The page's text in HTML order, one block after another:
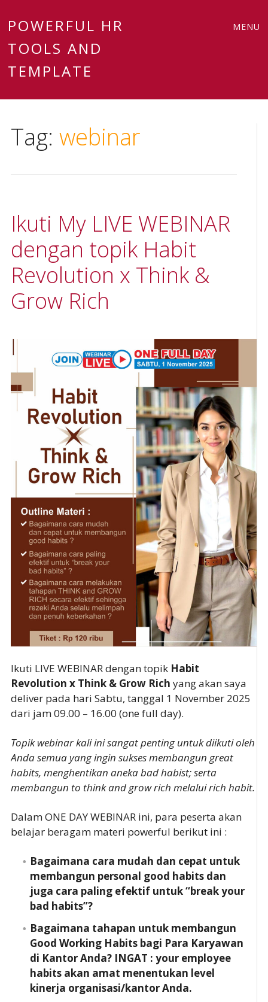
POWERFUL HR
TOOLS AND
TEMPLATE
MENU
Tag: webinar
Ikuti My LIVE WEBINAR
dengan topik Habit
Revolution x Think &
Grow Rich
Ikuti LIVE WEBINAR dengan topik Habit
Revolution x Think & Grow Rich yang akan saya
deliver pada hari Sabtu, tanggal 1 November 2025
dari jam 09.00 – 16.00 (one full day).
Topik webinar kali ini sangat penting untuk diikuti oleh
Anda semua yang ingin sukses membangun great
habits, menghentikan aneka bad habist; serta
membangun to think and grow rich melalui rich habit.
Dalam ONE DAY WEBINAR ini, para peserta akan
belajar beragam materi powerful berikut ini :
Bagaimana cara mudah dan cepat untuk
membangun personal good habits dan
juga cara paling efektif untuk “break your
bad habits”?
Bagaimana tahapan untuk membangun
Good Working Habits bagi Para Karyawan
di Kantor Anda? INGAT : your employee
habits akan amat menentukan level
kinerja organisasi/kantor Anda.